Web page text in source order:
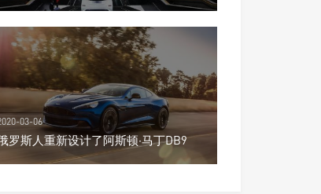
03-06
罗斯人重新设计了阿斯顿·马丁DB9